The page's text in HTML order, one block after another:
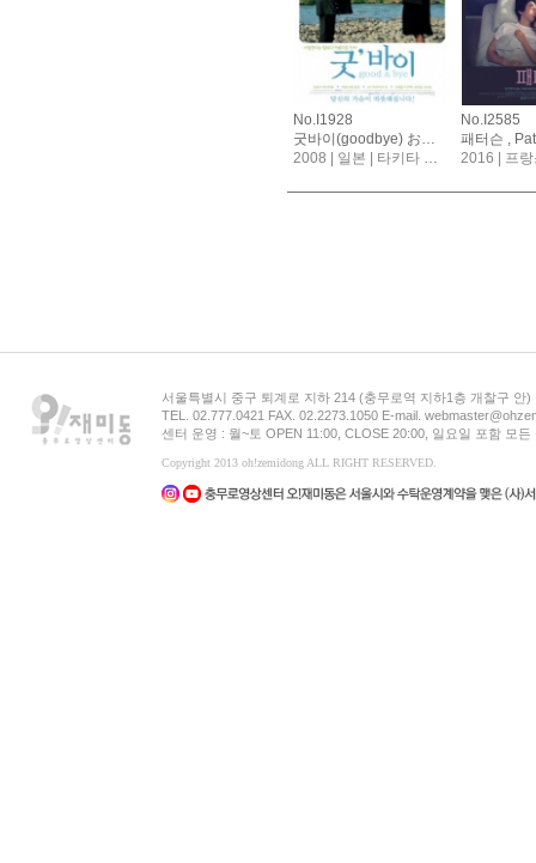
No.I1928
굿바이(goodbye) おくりびと, Departures
2008 | 일본 | 타키타 요지로
No.I2585
패터슨 ,
2016 | 프랑스, 독일
서울특별시 중구 퇴계로 지하 214 (충무로역 지하1층 개찰구 안
TEL. 02.777.0421 FAX. 02.2273.1050 E-mail.
센터 운영 : 월~토 OPEN 11:00, CLOSE 20:00, 일요일 포함 모
Copyright 2013 oh!zemidong ALL RIGHT RESERVED.